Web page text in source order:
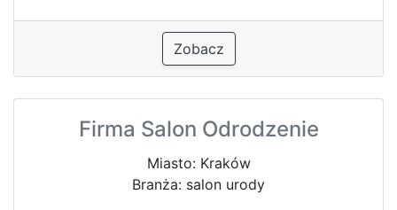
Zobacz
Firma Salon Odrodzenie
Miasto: Kraków
Branża: salon urody